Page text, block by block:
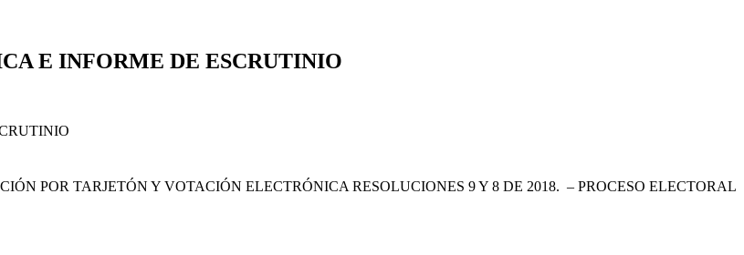
E INFORME DE ESCRUTINIO
POR TARJETÓN Y VOTACIÓN ELECTRÓNICA RESOLUCIONES 9 Y 8 DE 2018. – PROCESO ELECTORAL